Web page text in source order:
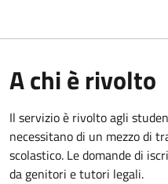
A chi è rivolto
Il servizio è rivolto agli
necessitano di un mezzo di
scolastico. Le domande di
da genitori e tutori legali.